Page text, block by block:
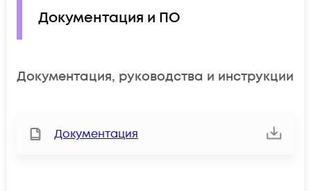
Документация и ПО
Документация, руководства и инструкции
Документация